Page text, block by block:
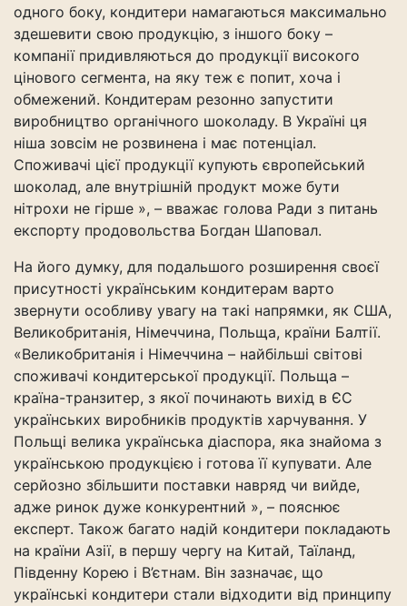
одного боку, кондитери намагаються максимально
здешевити свою продукцію, з іншого боку –
компанії придивляються до продукції високого
цінового сегмента, на яку теж є попит, хоча і
обмежений. Кондитерам резонно запустити
виробництво органічного шоколаду. В Україні ця
ніша зовсім не розвинена і має потенціал.
Споживачі цієї продукції купують європейський
шоколад, але внутрішній продукт може бути
нітрохи не гірше », – вважає голова Ради з питань
експорту продовольства Богдан Шаповал.
На його думку, для подальшого розширення своєї
присутності українським кондитерам варто
звернути особливу увагу на такі напрямки, як США,
Великобританія, Німеччина, Польща, країни Балтії.
«Великобританія і Німеччина – найбільші світові
споживачі кондитерської продукції. Польща –
країна-транзитер, з якої починають вихід в ЄС
українських виробників продуктів харчування. У
Польщі велика українська діаспора, яка знайома з
українською продукцією і готова її купувати. Але
серйозно збільшити поставки навряд чи вийде,
адже ринок дуже конкурентний », – пояснює
експерт. Також багато надій кондитери покладають
на країни Азії, в першу чергу на Китай, Таїланд,
Південну Корею і В’єтнам. Він зазначає, що
українські кондитери стали відходити від принципу